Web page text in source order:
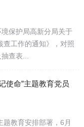
保护局高新分局关于
查工作的通知》，对照
查表...
使命”主题教育党员
教育安排部署，6月